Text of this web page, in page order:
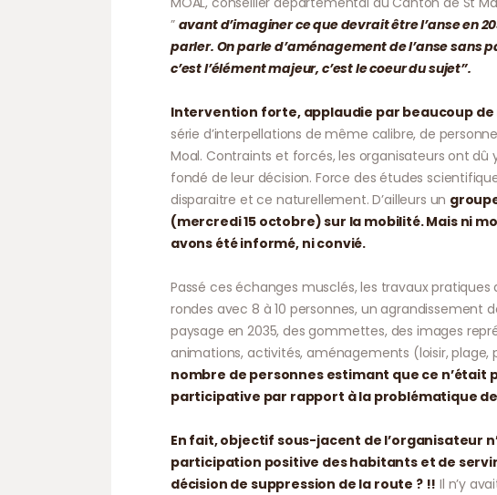
” avant d’imaginer ce que devrait être l’anse en
parler. On parle d’aménagement de l’anse sans
c’est l’élément majeur, c’est le coeur du sujet”.
Intervention forte, applaudie par beaucoup de
série d’interpellations de même calibre, de
Moal. Contraints et forcés, les organisateurs ont
fondé de leur décision. Force des études
disparaitre et ce naturellement. D’ailleurs un
(mercredi 15 octobre) sur la mobilité. Mais ni
avons été informé, ni convié.
Passé ces échanges musclés, les travaux
rondes avec 8 à 10 personnes, un agrandissement
paysage en 2035, des gommettes, des images
animations, activités, aménagements (loisir, plage,
nombre de personnes estimant que ce n’était
participative par rapport à la problématique de
En fait, objectif sous-jacent de l’organisateur
participation positive des habitants et de
décision de suppression de la route ? !! Il n’y